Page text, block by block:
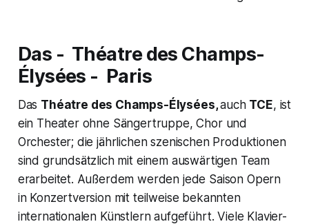
Das - Théatre des Champs-
Élysées - Paris
Das Théatre des Champs-Élysées,auch TCE, ist
ein Theater ohne Sängertruppe, Chor und
Orchester; die jährlichen szenischen Produktionen
sind grundsätzlich mit einem auswärtigen Team
erarbeitet. Außerdem werden jede Saison Opern
in Konzertversion mit teilweise bekannten
internationalen Künstlern aufgeführt. Viele Klavier-